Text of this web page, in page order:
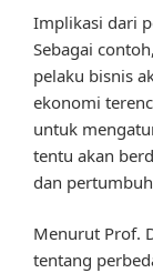
Implikasi dari
Sebagai
pelaku bisnis
ekonomi
untuk
tentu akan
dan
Menurut Prof.
tentang